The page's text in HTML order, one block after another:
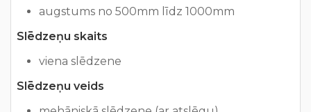
augstums no 500mm līdz 1000mm
Slēdzeņu skaits
viena slēdzene
Slēdzeņu veids